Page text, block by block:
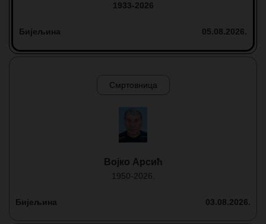
1933-2026
Бијељина 05.08.2026.
Смртовница
Војко Арсић
1950-2026.
Бијељина 03.08.2026.